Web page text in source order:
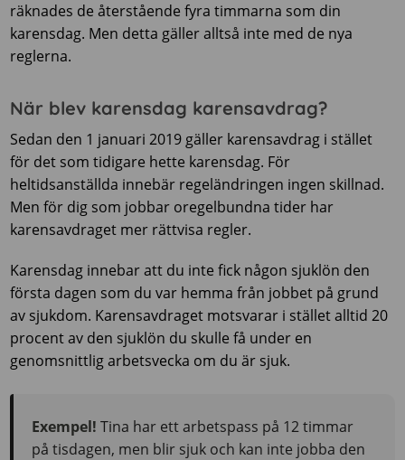
räknades de återstående fyra timmarna som din
karensdag. Men detta gäller alltså inte med de nya
reglerna.
När blev karensdag karensavdrag?
Sedan den 1 januari 2019 gäller karensavdrag i stället
för det som tidigare hette karensdag. För
heltidsanställda innebär regeländringen ingen skillnad.
Men för dig som jobbar oregelbundna tider har
karensavdraget mer rättvisa regler.
Karensdag innebar att du inte fick någon sjuklön den
första dagen som du var hemma från jobbet på grund
av sjukdom. Karensavdraget motsvarar i stället alltid 20
procent av den sjuklön du skulle få under en
genomsnittlig arbetsvecka om du är sjuk.
Exempel! Tina har ett arbetspass på 12 timmar
på tisdagen, men blir sjuk och kan inte jobba den